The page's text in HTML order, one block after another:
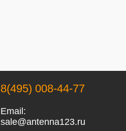
8(495) 008-44-77
Email:
sale@antenna123.ru